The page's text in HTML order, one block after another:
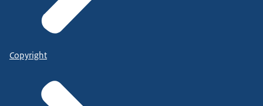
Copyright